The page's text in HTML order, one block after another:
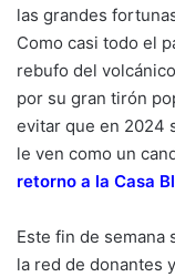
las grandes
Como casi todo el
rebufo del
por su gran tirón
evitar que en 2024
le ven como un
retorno a la Casa
Este fin de semana
la red de donantes